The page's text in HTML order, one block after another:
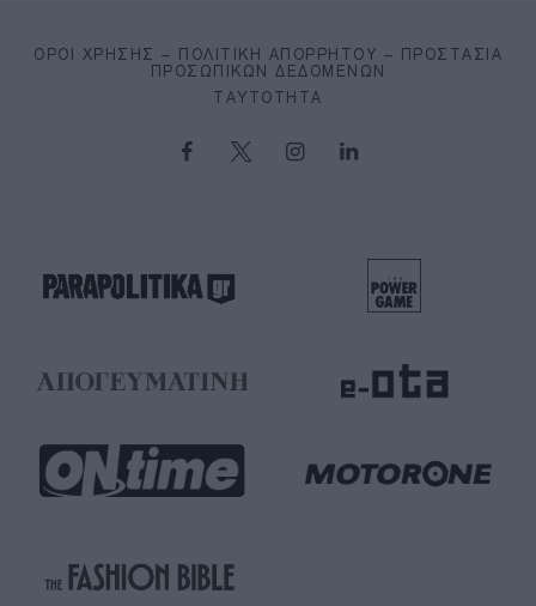
ΌΡΟΙ ΧΡΉΣΗΣ – ΠΟΛΙΤΙΚΉ ΑΠΟΡΡΉΤΟΥ – ΠΡΟΣΤΑΣΊΑ
ΠΡΟΣΩΠΙΚΏΝ ΔΕΔΟΜΈΝΩΝ
ΤΑΥΤΌΤΗΤΑ